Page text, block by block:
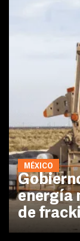
MÉXICO
energía
de